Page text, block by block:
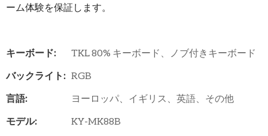
ーム体験を保証します。
キーボード:
TKL 80% キーボード、ノブ付きキーボード
バックライト: RGB
言語:
ヨーロッパ、イギリス、英語、その他
モデル:
KY-MK88B